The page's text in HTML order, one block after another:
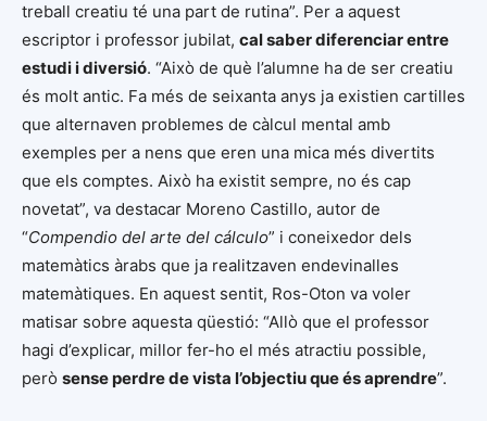
treball creatiu té una part de rutina”. Per a aquest
escriptor i professor jubilat, cal saber diferenciar entre
estudi i diversió. “Això de què l’alumne ha de ser creatiu
és molt antic. Fa més de seixanta anys ja existien cartilles
que alternaven problemes de càlcul mental amb
exemples per a nens que eren una mica més divertits
que els comptes. Això ha existit sempre, no és cap
novetat”, va destacar Moreno Castillo, autor de
“Compendio del arte del cálculo” i coneixedor dels
matemàtics àrabs que ja realitzaven endevinalles
matemàtiques. En aquest sentit, Ros-Oton va voler
matisar sobre aquesta qüestió: “Allò que el professor
hagi d’explicar, millor fer-ho el més atractiu possible,
però sense perdre de vista l’objectiu que és aprendre”.